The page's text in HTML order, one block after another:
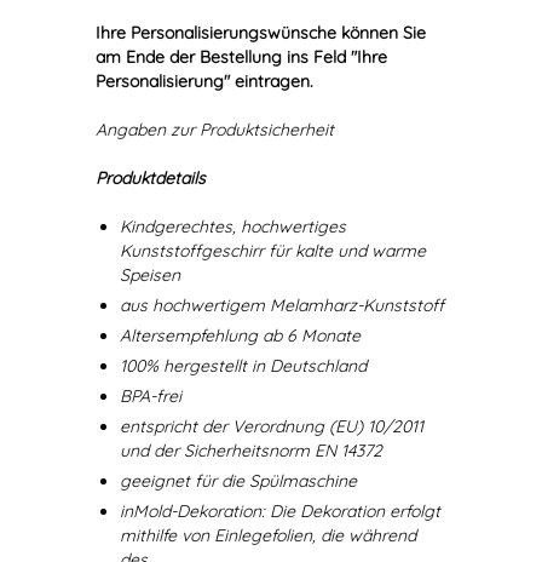
Ihre Personalisierungswünsche können Sie
am Ende der Bestellung ins Feld "Ihre
Personalisierung" eintragen.
Angaben zur Produktsicherheit
Produktdetails
Kindgerechtes, hochwertiges
Kunststoffgeschirr für kalte und warme
Speisen
aus hochwertigem Melamharz-Kunststoff
Altersempfehlung ab 6 Monate
100% hergestellt in Deutschland
BPA-frei
entspricht der Verordnung (EU) 10/2011
und der Sicherheitsnorm EN 14372
geeignet für die Spülmaschine
inMold-Dekoration: Die Dekoration erfolgt
mithilfe von Einlegefolien, die während